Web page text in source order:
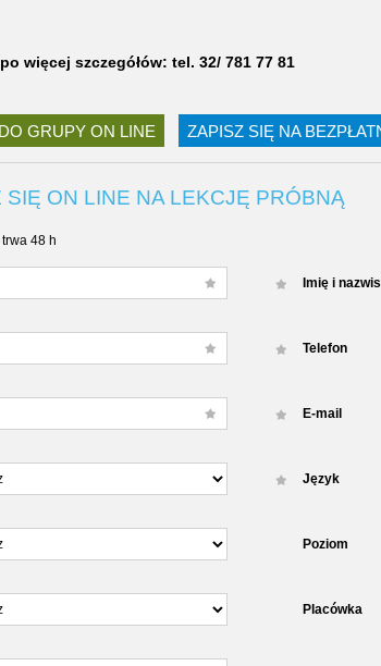
więcej szczegółów: tel. 32/ 781 77 81
GRUPY ON LINE ZAPISZ SIĘ NA
SIĘ ON LINE NA LEKCJĘ PRÓBNĄ
48 h
Imię i
Telefon
E-mail
Język
Poziom
Placówka